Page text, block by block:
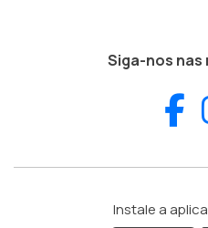
Siga-nos nas
Instale a